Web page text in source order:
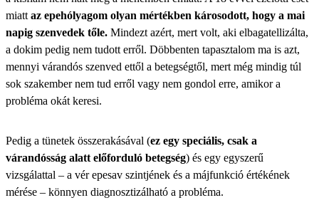
miatt az epehólyagom olyan mértékben károsodott, hogy a mai
napig szenvedek tőle. Mindezt azért, mert volt, aki elbagatellizálta,
a dokim pedig nem tudott erről. Döbbenten tapasztalom ma is azt,
mennyi várandós szenved ettől a betegségtől, mert még mindig túl
sok szakember nem tud erről vagy nem gondol erre, amikor a
probléma okát keresi.
Pedig a tünetek összerakásával (ez egy speciális, csak a
várandósság alatt előforduló betegség) és egy egyszerű
vizsgálattal – a vér epesav szintjének és a májfunkció értékének
mérése – könnyen diagnosztizálható a probléma.